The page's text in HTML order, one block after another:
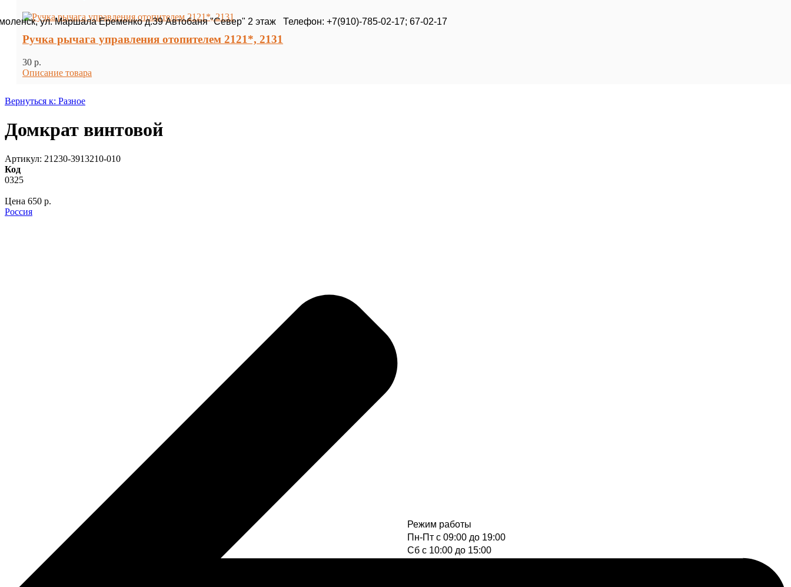
Режим работы
Пн-Пт с 09:00 до 19:00
Cб с 10:00 до 15:00
ул. Маршала Еременко д.39 Автобаня "Север" 2 этаж Телефон: +7(910)-785-02-17; 67-02-17
Ручка рычага управления отопителем 2121*, 2131
30 p.
Описание товара
Вернуться к: Разное
Домкрат винтовой
Артикул: 21230-3913210-010
Код
0325
Цена 650 p.
Россия